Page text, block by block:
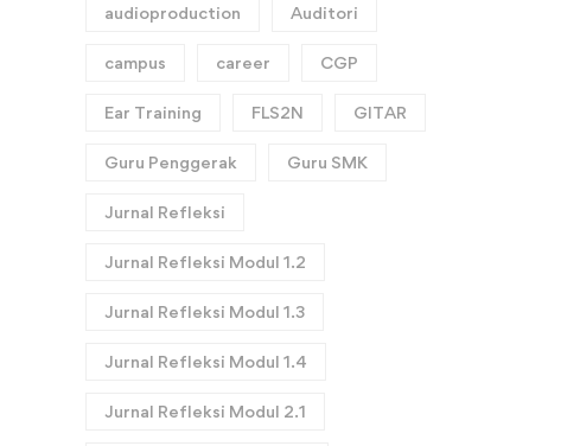
audioproduction Auditori
campus career CGP
Ear Training FLS2N GITAR
Guru Penggerak Guru SMK
Jurnal Refleksi
Jurnal Refleksi Modul 1.2
Jurnal Refleksi Modul 1.3
Jurnal Refleksi Modul 1.4
Jurnal Refleksi Modul 2.1